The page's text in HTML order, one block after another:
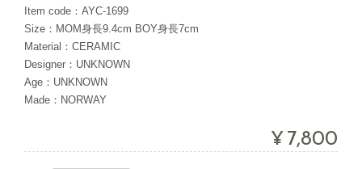
Item code：AYC-1699
Size：MOM身長9.4cm BOY身長7cm
Material：CERAMIC
Designer：UNKNOWN
Age：UNKNOWN
Made：NORWAY
¥7,800